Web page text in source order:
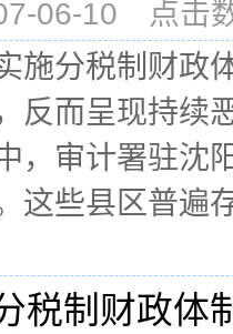
06-10 点
分税制财政体
反而呈现持续
，审计署驻沈
这些县区普遍
制财政体